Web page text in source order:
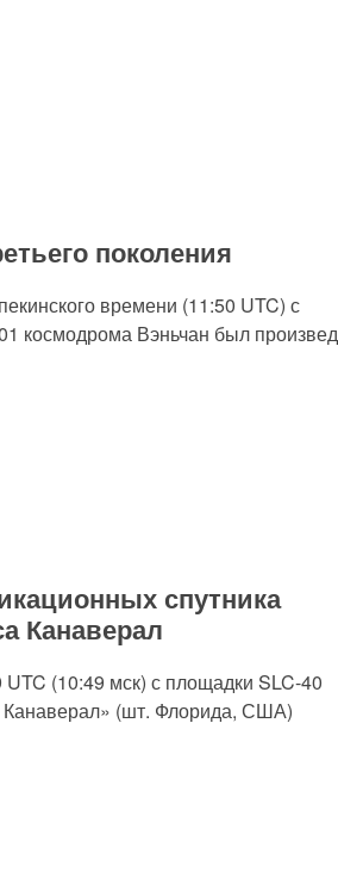
поколения
времени (11:50 UTC) с
космодрома Вэньчан был
спутника
Канаверал
UTC (10:49 мск) с площадки SLC-40
(шт. Флорида, США)